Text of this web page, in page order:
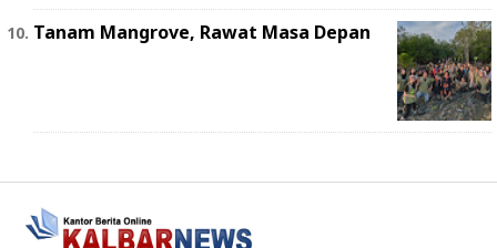
Tanam Mangrove, Rawat Masa Depan